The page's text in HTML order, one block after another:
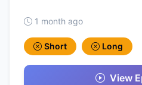
1 month ago
Short Long
View